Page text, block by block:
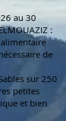
au 30
:
de
sur 250
petites
et bien